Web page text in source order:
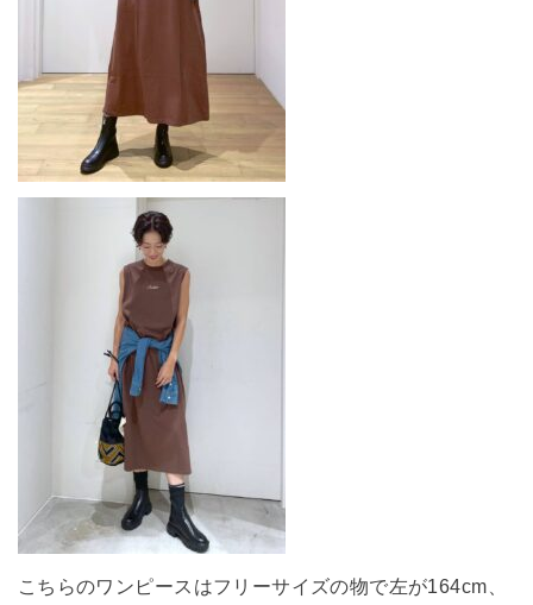
こちらのワンピースはフリーサイズの物で左が164cm、